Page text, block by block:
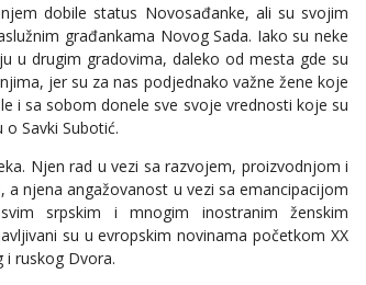
dobile status Novosađanke, ali su svojim
građankama Novog Sada. Iako su neke
u drugim gradovima, daleko od mesta gde su
jer su za nas podjednako važne žene koje
i sa sobom donele sve svoje vrednosti koje su
Savki Subotić.
Njen rad u vezi sa razvojem, proizvodnjom i
njena angažovanost u vezi sa emancipacijom
srpskim i mnogim inostranim ženskim
su u evropskim novinama početkom XX
i ruskog Dvora.